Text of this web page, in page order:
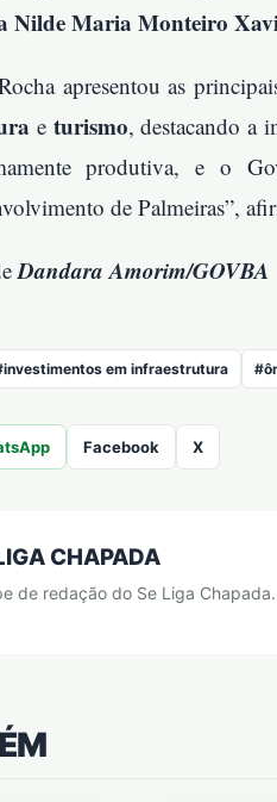
Nilde Maria Monteiro
apresentou as
e turismo, destacando a
produtiva, e o
de Palmeiras”,
Dandara Amorim/GOVBA
em infraestrutura
Facebook X
CHAPADA
de redação do Se Liga Chapada.